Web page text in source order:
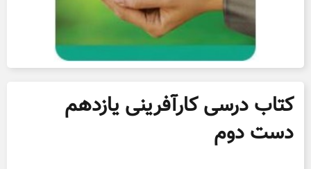
کتاب درسی کارآفرینی یازدهم
دست دوم